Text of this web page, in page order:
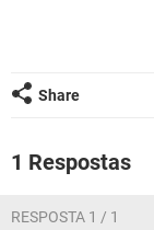
GUIA DE COMPRAS
Share
1 Respostas
RESPOSTA 1 / 1